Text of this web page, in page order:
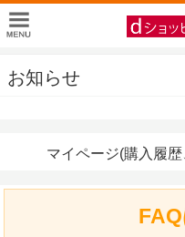
お知らせ
マイページ(購入履